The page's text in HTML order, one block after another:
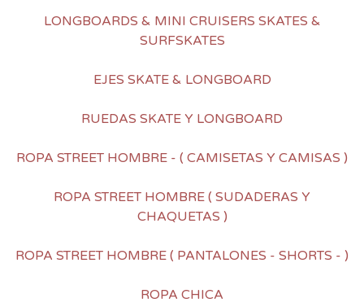
LONGBOARDS & MINI CRUISERS SKATES &
SURFSKATES
EJES SKATE & LONGBOARD
RUEDAS SKATE Y LONGBOARD
ROPA STREET HOMBRE - ( CAMISETAS Y CAMISAS )
ROPA STREET HOMBRE ( SUDADERAS Y
CHAQUETAS )
ROPA STREET HOMBRE ( PANTALONES - SHORTS - )
ROPA CHICA